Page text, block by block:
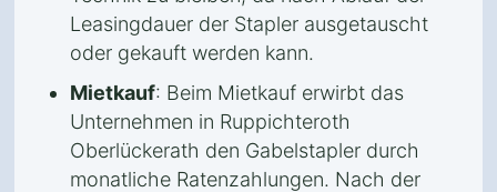
Leasingdauer der Stapler ausgetauscht
oder gekauft werden kann.
Mietkauf: Beim Mietkauf erwirbt das
Unternehmen in Ruppichteroth
Oberlückerath den Gabelstapler durch
monatliche Ratenzahlungen. Nach der